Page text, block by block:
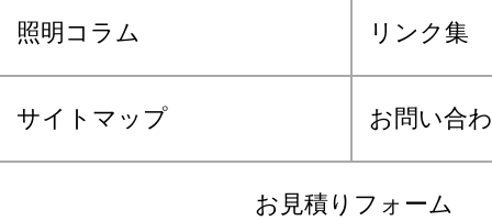
照明コラム リンク集
サイトマップ お問い合
お見積りフォーム